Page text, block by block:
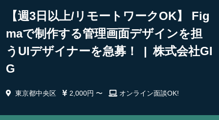
【週3日以上/リモートワークOK】 Fig
maで制作する管理画面デザインを担
うUIデザイナーを急募！ | 株式会社GI
G
東京都中央区 2,000円 〜 オンライン面談OK!